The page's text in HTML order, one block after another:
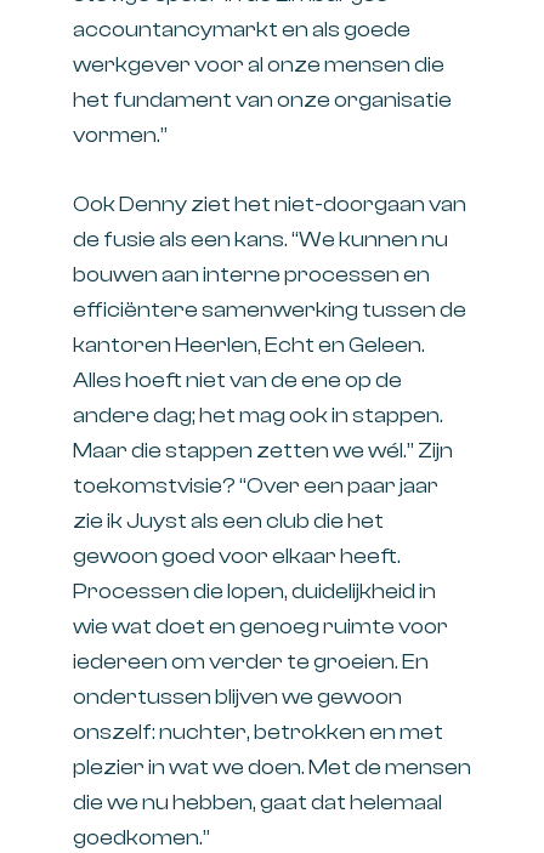
accountancymarkt en als goede
werkgever voor al onze mensen die
het fundament van onze organisatie
vormen.”
Ook Denny ziet het niet-doorgaan van
de fusie als een kans. “We kunnen nu
bouwen aan interne processen en
efficiëntere samenwerking tussen de
kantoren Heerlen, Echt en Geleen.
Alles hoeft niet van de ene op de
andere dag; het mag ook in stappen.
Maar die stappen zetten we wél.” Zijn
toekomstvisie? “Over een paar jaar
zie ik Juyst als een club die het
gewoon goed voor elkaar heeft.
Processen die lopen, duidelijkheid in
wie wat doet en genoeg ruimte voor
iedereen om verder te groeien. En
ondertussen blijven we gewoon
onszelf: nuchter, betrokken en met
plezier in wat we doen. Met de mensen
die we nu hebben, gaat dat helemaal
goedkomen.”